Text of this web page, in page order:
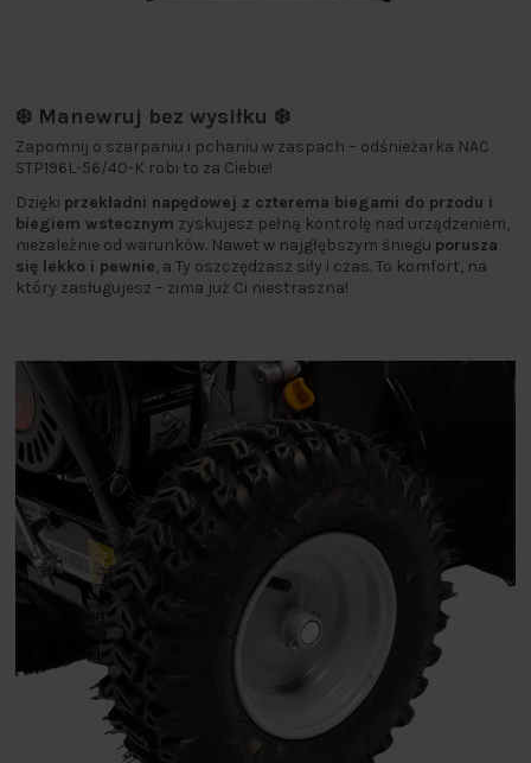
❄️ Manewruj bez wysiłku ❄️
Zapomnij o szarpaniu i pchaniu w zaspach – odśnieżarka NAC
STP196L-56/40-K robi to za Ciebie!
Dzięki przekładni napędowej z czterema biegami do przodu i
biegiem wstecznym zyskujesz pełną kontrolę nad urządzeniem,
niezależnie od warunków. Nawet w najgłębszym śniegu porusza
się lekko i pewnie, a Ty oszczędzasz siły i czas. To komfort, na
który zasługujesz – zima już Ci niestraszna!